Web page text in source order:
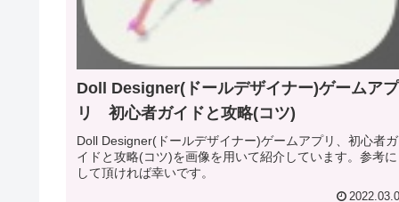
Doll Designer(ドールデザイナー)ゲームアプ
リ 初心者ガイドと攻略(コツ)
Doll Designer(ドールデザイナー)ゲームアプリ、初心者ガ
イドと攻略(コツ)を画像を用いて紹介しています。参考に
して頂ければ幸いです。